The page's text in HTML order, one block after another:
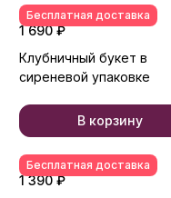
Бесплатная доставка
1 690 ₽
Клубничный букет в
сиреневой упаковке
В корзину
Бесплатная доставка
1 390 ₽